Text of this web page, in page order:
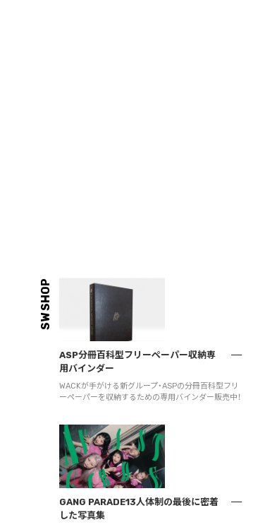
SW SHOP
ASP分冊百科型フリーペーパー収納専
用バインダー
WACKが手がける新グループ・ASPの分冊百科型フリ
ーペーパーを収納するための専用バインダー販売中！
GANG PARADE13人体制の最後に密着
した写真集